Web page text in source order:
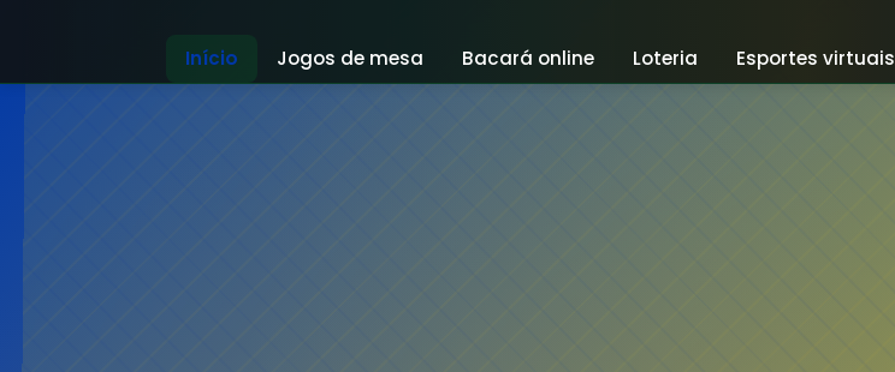
Início Jogos de mesa Bacará online Loteria Esportes virtuais